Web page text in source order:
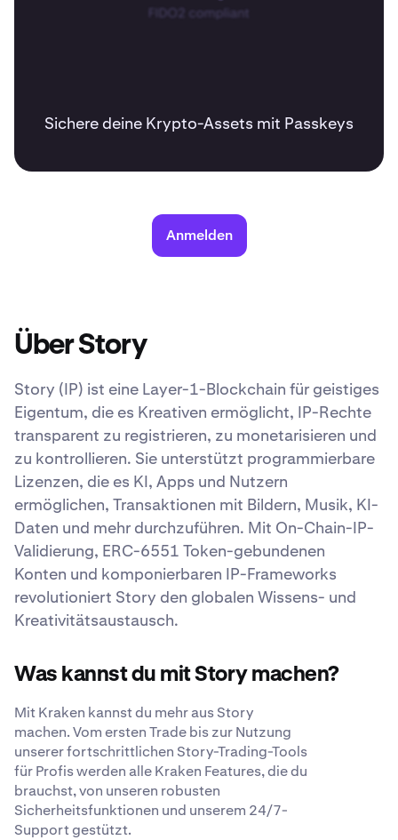
Sichere deine Krypto-Assets mit Passkeys
Anmelden
Über Story
Story (IP) ist eine Layer-1-Blockchain für geistiges
Eigentum, die es Kreativen ermöglicht, IP-Rechte
transparent zu registrieren, zu monetarisieren und
zu kontrollieren. Sie unterstützt programmierbare
Lizenzen, die es KI, Apps und Nutzern
ermöglichen, Transaktionen mit Bildern, Musik, KI-
Daten und mehr durchzuführen. Mit On-Chain-IP-
Validierung, ERC-6551 Token-gebundenen
Konten und komponierbaren IP-Frameworks
revolutioniert Story den globalen Wissens- und
Kreativitätsaustausch.
Was kannst du mit Story machen?
Mit Kraken kannst du mehr aus Story
machen. Vom ersten Trade bis zur Nutzung
unserer fortschrittlichen Story-Trading-Tools
für Profis werden alle Kraken Features, die du
brauchst, von unseren robusten
Sicherheitsfunktionen und unserem 24/7-
Support gestützt.